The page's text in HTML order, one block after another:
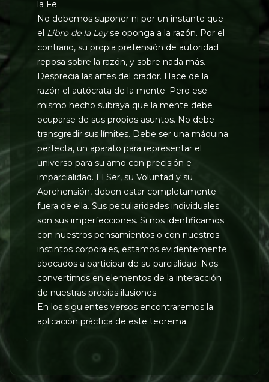
la Fe.
No debemos suponer ni por un instante que
el Libro de la Leyse oponga a la razón. Por el
contrario, su propia pretensión de autoridad
reposa sobre la razón, y sobre nada más.
Desprecia las artes del orador. Hace de la
razón el autócrata de la mente. Pero ese
mismo hecho subraya que la mente debe
ocuparse de sus propios asuntos. No debe
transgredir sus límites. Debe ser una máquina
perfecta, un aparato para representar el
universo para su amo con precisión e
imparcialidad. El Ser, su Voluntad y su
Aprehensión, deben estar completamente
fuera de ella. Sus peculiaridades individuales
son sus imperfecciones. Si nos identificamos
con nuestros pensamientos o con nuestros
instintos corporales, estamos evidentemente
abocados a participar de su parcialidad. Nos
convertimos en elementos de la interacción
de nuestras propias ilusiones.
En los siguientes versos encontraremos la
aplicación práctica de este teorema.